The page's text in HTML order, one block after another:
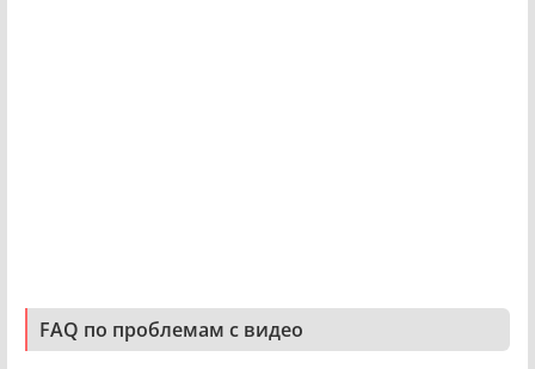
FAQ по проблемам с видео